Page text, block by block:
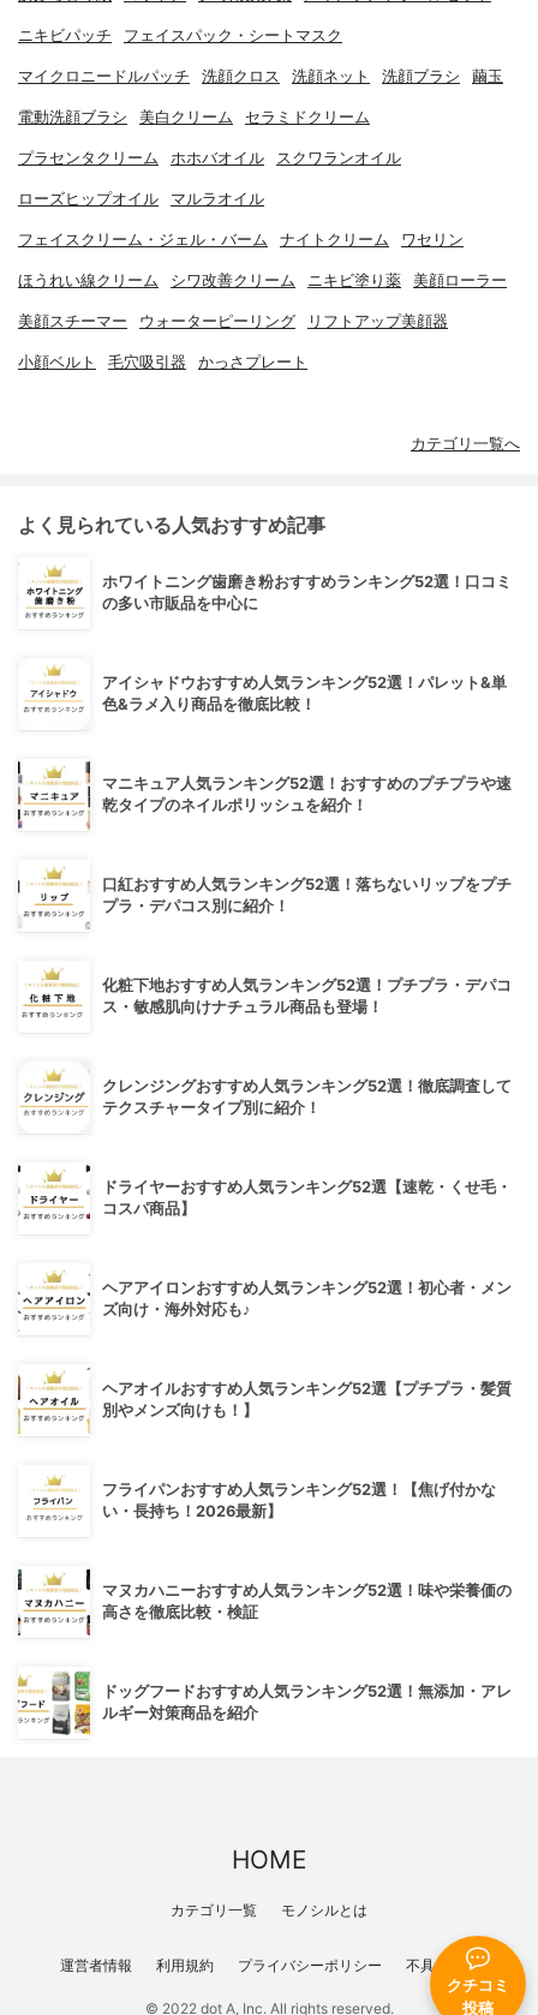
クチコミ
投稿
ニキビパッチ フェイスパック・シートマスク
マイクロニードルパッチ 洗顔クロス 洗顔ネット 洗顔ブラシ 繭玉
電動洗顔ブラシ 美白クリーム セラミドクリーム
プラセンタクリーム ホホバオイル スクワランオイル
ローズヒップオイル マルラオイル
フェイスクリーム・ジェル・バーム ナイトクリーム ワセリン
ほうれい線クリーム シワ改善クリーム ニキビ塗り薬 美顔ローラー
美顔スチーマー ウォーターピーリング リフトアップ美顔器
小顔ベルト 毛穴吸引器 かっさプレート
カテゴリ一覧へ
よく見られている人気おすすめ記事
ホワイトニング歯磨き粉おすすめランキング52選！口コミ
の多い市販品を中心に
アイシャドウおすすめ人気ランキング52選！パレット&単
色&ラメ入り商品を徹底比較！
マニキュア人気ランキング52選！おすすめのプチプラや速
乾タイプのネイルポリッシュを紹介！
口紅おすすめ人気ランキング52選！落ちないリップをプチ
プラ・デパコス別に紹介！
化粧下地おすすめ人気ランキング52選！プチプラ・デパコ
ス・敏感肌向けナチュラル商品も登場！
クレンジングおすすめ人気ランキング52選！徹底調査して
テクスチャータイプ別に紹介！
ドライヤーおすすめ人気ランキング52選【速乾・くせ毛・
コスパ商品】
ヘアアイロンおすすめ人気ランキング52選！初心者・メン
ズ向け・海外対応も♪
ヘアオイルおすすめ人気ランキング52選【プチプラ・髪質
別やメンズ向けも！】
フライパンおすすめ人気ランキング52選！【焦げ付かな
い・長持ち！2026最新】
マヌカハニーおすすめ人気ランキング52選！味や栄養価の
高さを徹底比較・検証
ドッグフードおすすめ人気ランキング52選！無添加・アレ
ルギー対策商品を紹介
HOME
カテゴリ一覧 モノシルとは
運営者情報 利用規約 プライバシーポリシー 不具合報告
© 2022 dot A, Inc. All rights reserved.